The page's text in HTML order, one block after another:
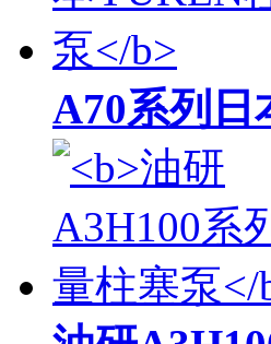
A70系列